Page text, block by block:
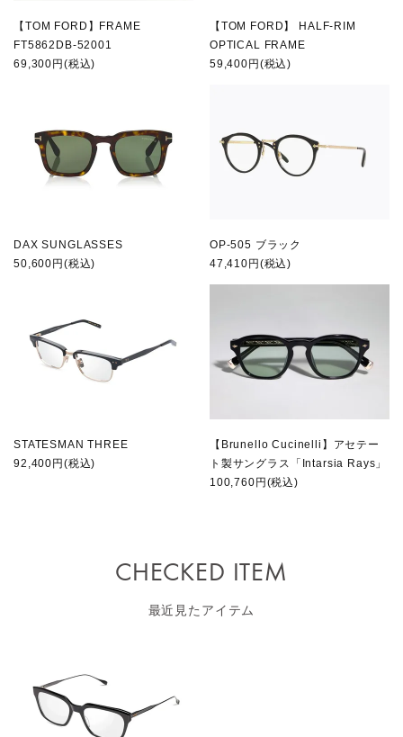
【TOM FORD】FRAME
FT5862DB-52001
69,300円(税込)
【TOM FORD】 HALF-RIM
OPTICAL FRAME
59,400円(税込)
DAX SUNGLASSES
50,600円(税込)
OP-505 ブラック
47,410円(税込)
STATESMAN THREE
92,400円(税込)
【Brunello Cucinelli】アセテー
ト製サングラス「Intarsia Rays」
100,760円(税込)
CHECKED ITEM
最近見たアイテム